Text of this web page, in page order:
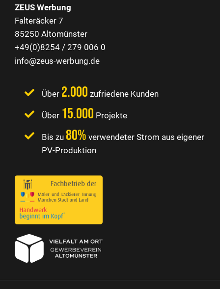
ZEUS Werbung
Falteräcker 7
85250 Altomünster
+49(0)8254 / 279 006 0
info@zeus-werbung.de
Über 2.000 zufriedene Kunden
Über 15.000 Projekte
Bis zu 80% verwendeter Strom aus eigener
PV-Produktion